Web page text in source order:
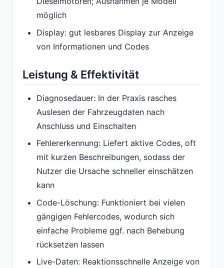
möglich
Display: gut lesbares Display zur Anzeige
von Informationen und Codes
Leistung & Effektivität
Diagnosedauer: In der Praxis rasches
Auslesen der Fahrzeugdaten nach
Anschluss und Einschalten
Fehlererkennung: Liefert aktive Codes, oft
mit kurzen Beschreibungen, sodass der
Nutzer die Ursache schneller einschätzen
kann
Code-Löschung: Funktioniert bei vielen
gängigen Fehlercodes, wodurch sich
einfache Probleme ggf. nach Behebung
rücksetzen lassen
Live-Daten: Reaktionsschnelle Anzeige von